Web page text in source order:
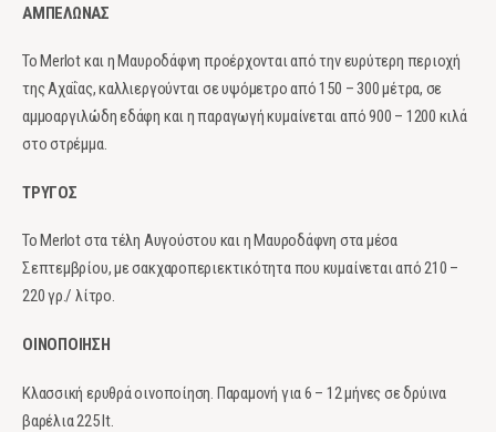
ΑΜΠΕΛΩΝΑΣ
Το Merlot και η Μαυροδάφνη προέρχονται από την ευρύτερη περιοχή
της Αχαΐας, καλλιεργούνται σε υψόμετρο από 150 – 300 μέτρα, σε
αμμοαργιλώδη εδάφη και η παραγωγή κυμαίνεται από 900 – 1200 κιλά
στο στρέμμα.
ΤΡΥΓΟΣ
Το Merlot στα τέλη Αυγούστου και η Μαυροδάφνη στα μέσα
Σεπτεμβρίου, με σακχαροπεριεκτικότητα που κυμαίνεται από 210 –
220 γρ./ λίτρο.
ΟΙΝΟΠΟΙΗΣΗ
Κλασσική ερυθρά οινοποίηση. Παραμονή για 6 – 12 μήνες σε δρύινα
βαρέλια 225 lt.